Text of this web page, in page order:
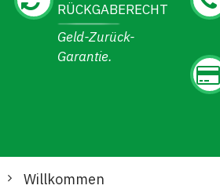
RÜCKGABERECHT
Geld-Zurück-
Garantie.
Willkommen